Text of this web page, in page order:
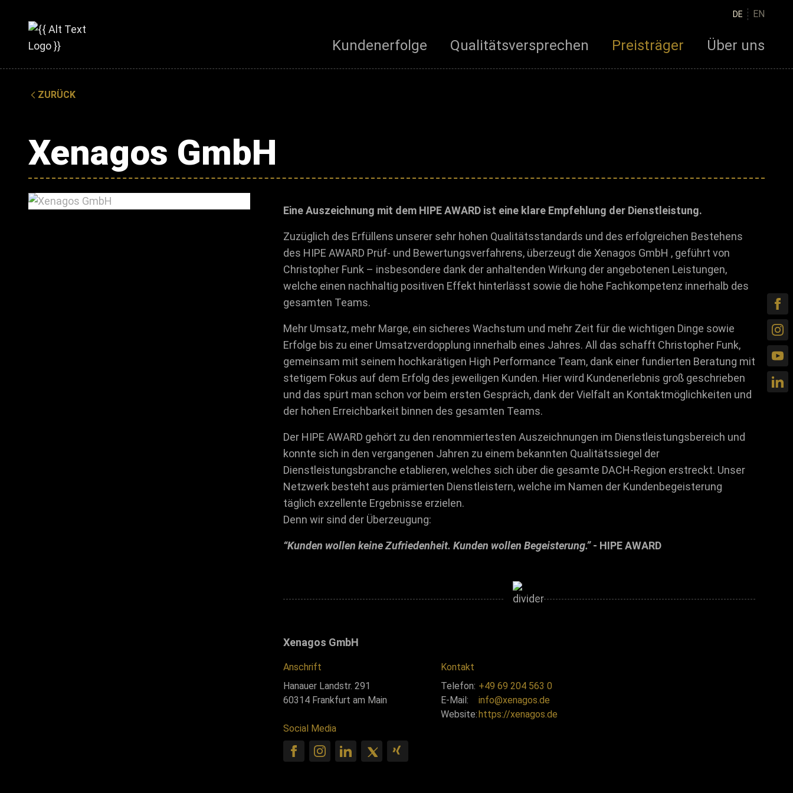
DE EN
Kundenerfolge Qualitätsversprechen Preisträger Über uns
ZURÜCK
Xenagos GmbH
Eine Auszeichnung mit dem HIPE AWARD ist eine klare Empfehlung der Dienstleistung.
Zuzüglich des Erfüllens unserer sehr hohen Qualitätsstandards und des erfolgreichen Bestehens
des HIPE AWARD Prüf- und Bewertungsverfahrens, überzeugt die Xenagos GmbH , geführt von
Christopher Funk – insbesondere dank der anhaltenden Wirkung der angebotenen Leistungen,
welche einen nachhaltig positiven Effekt hinterlässt sowie die hohe Fachkompetenz innerhalb des
gesamten Teams.
Mehr Umsatz, mehr Marge, ein sicheres Wachstum und mehr Zeit für die wichtigen Dinge sowie
Erfolge bis zu einer Umsatzverdopplung innerhalb eines Jahres. All das schafft Christopher Funk,
gemeinsam mit seinem hochkarätigen High Performance Team, dank einer fundierten Beratung mit
stetigem Fokus auf dem Erfolg des jeweiligen Kunden. Hier wird Kundenerlebnis groß geschrieben
und das spürt man schon vor beim ersten Gespräch, dank der Vielfalt an Kontaktmöglichkeiten und
der hohen Erreichbarkeit binnen des gesamten Teams.
Der HIPE AWARD gehört zu den renommiertesten Auszeichnungen im Dienstleistungsbereich und
konnte sich in den vergangenen Jahren zu einem bekannten Qualitätssiegel der
Dienstleistungsbranche etablieren, welches sich über die gesamte DACH-Region erstreckt. Unser
Netzwerk besteht aus prämierten Dienstleistern, welche im Namen der Kundenbegeisterung
täglich exzellente Ergebnisse erzielen.
Denn wir sind der Überzeugung:
“Kunden wollen keine Zufriedenheit. Kunden wollen Begeisterung.”- HIPE AWARD
Xenagos GmbH
Anschrift
Hanauer Landstr. 291
60314 Frankfurt am Main
Kontakt
Telefon: +49 69 204 563 0
E-Mail:
info@xenagos.de
Website:https://xenagos.de
Social Media